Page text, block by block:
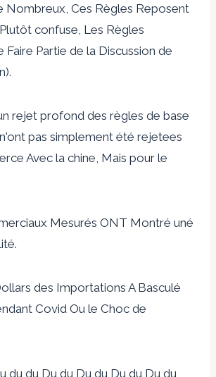
Nombreux, Ces Règles Reposent
confuse, Les Règles
Faire Partie de la Discussion de
rejet profond des règles de base
pas simplement été rejetees
Avec la chine, Mais pour le
Mesurés ONT Montré uné
des Importations A Basculé
Covid Ou le Choc de
du du Du du Du du Du du Du du